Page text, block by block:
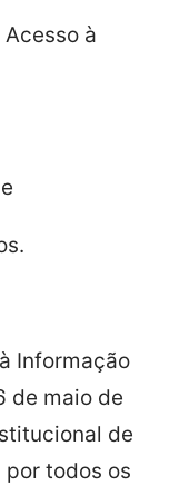
Informação
de maio de
de
todos os